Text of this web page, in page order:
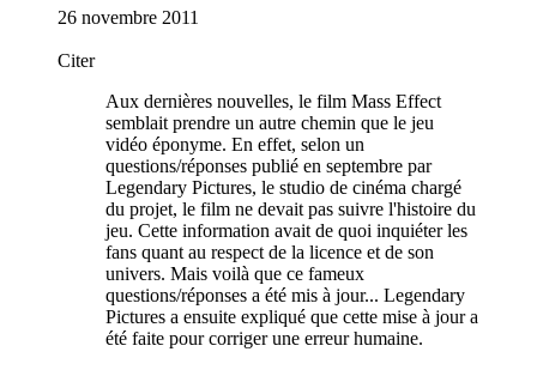
26 novembre 2011
Citer
Aux dernières nouvelles, le film Mass Effect
semblait prendre un autre chemin que le jeu
vidéo éponyme. En effet, selon un
questions/réponses publié en septembre par
Legendary Pictures, le studio de cinéma chargé
du projet, le film ne devait pas suivre l'histoire du
jeu. Cette information avait de quoi inquiéter les
fans quant au respect de la licence et de son
univers. Mais voilà que ce fameux
questions/réponses a été mis à jour... Legendary
Pictures a ensuite expliqué que cette mise à jour a
été faite pour corriger une erreur humaine.